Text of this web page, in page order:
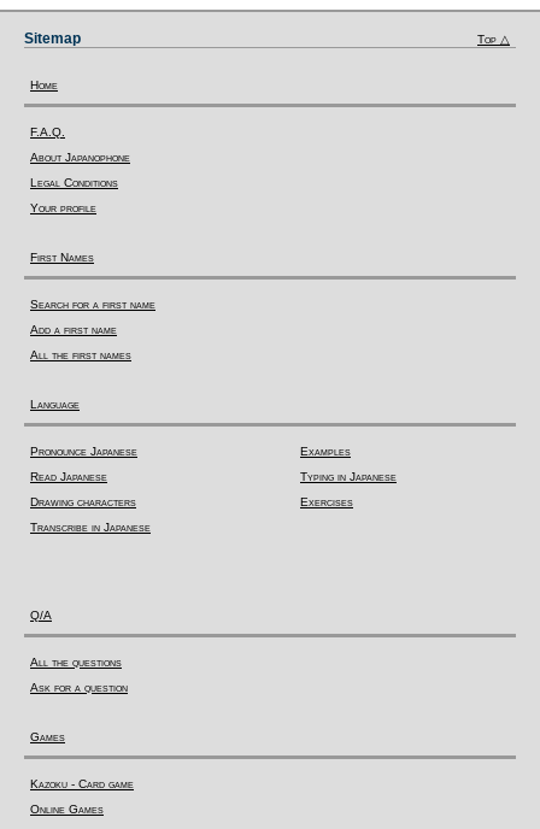
Sitemap Top △
Home
F.A.Q.
About Japanophone
Legal Conditions
Your profile
First Names
Search for a first name
Add a first name
All the first names
Language
Pronounce Japanese
Read Japanese
Drawing characters
Transcribe in Japanese
Examples
Typing in Japanese
Exercises
Q/A
All the questions
Ask for a question
Games
Kazoku - Card game
Online Games